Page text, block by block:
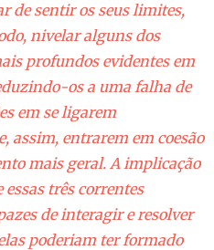
de sentir os seus limites,
nivelar alguns dos
profundos evidentes em
os a uma falha de
em se ligarem
assim, entrarem em coesão
mais geral. A implicação
essas três correntes
de interagir e resolver
poderiam ter formado